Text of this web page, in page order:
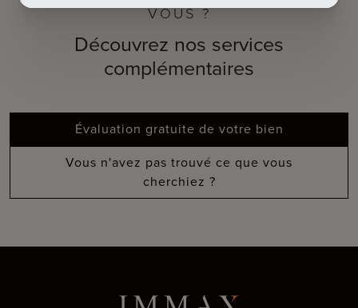
VOUS ?
Découvrez nos services
complémentaires
Évaluation gratuite de votre bien
Vous n'avez pas trouvé ce que vous
cherchiez ?